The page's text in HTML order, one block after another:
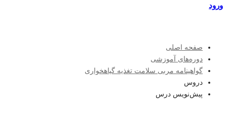
ورود
صفحه اصلی
دوره‌های آموزشی
گواهینامه مربی سلامت تغذیه گیاهخواری
دروس
پیش‌نویس درس